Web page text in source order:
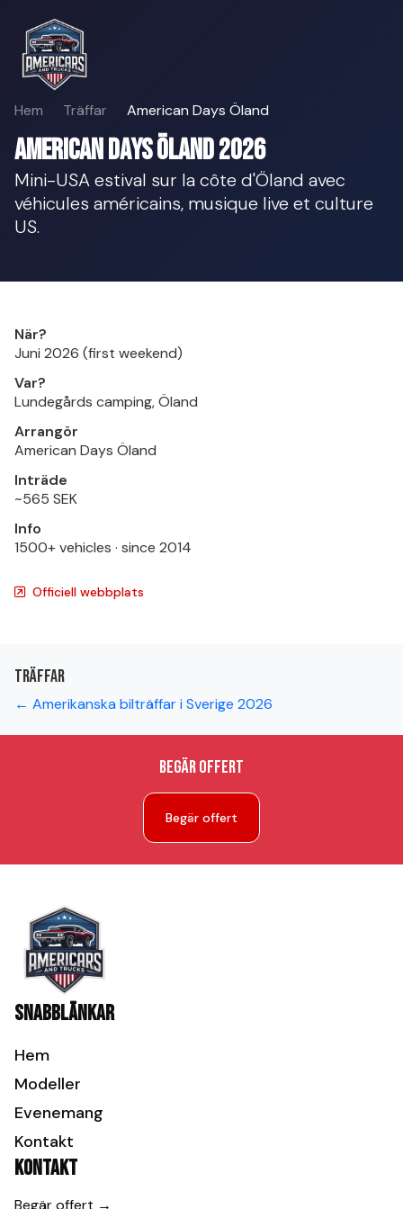
Hem Träffar American Days Öland
American Days Öland 2026
Mini-USA estival sur la côte d'Öland avec
véhicules américains, musique live et culture
US.
När?
Juni 2026 (first weekend)
Var?
Lundegårds camping, Öland
Arrangör
American Days Öland
Inträde
~565 SEK
Info
1500+ vehicles · since 2014
Officiell webbplats
Träffar
← Amerikanska bilträffar i Sverige 2026
Begär offert
Begär offert
Snabblänkar
Hem
Modeller
Evenemang
Kontakt
Kontakt
Begär offert →